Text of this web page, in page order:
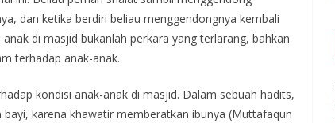
dan ketika berdiri beliau menggendongnya kembali
di masjid bukanlah perkara yang terlarang, bahkan
terhadap anak-anak.
karena khawatir memberatkan ibunya (Muttafaqun